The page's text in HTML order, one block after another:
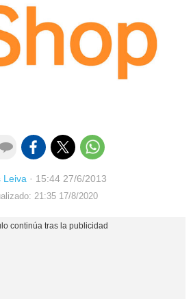
Leiva · 15:44 27/6/2013
21:35 17/8/2020